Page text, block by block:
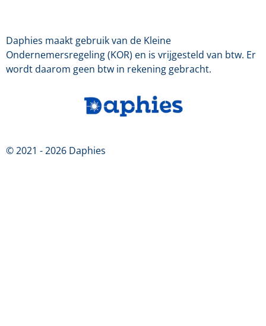
Daphies maakt gebruik van de Kleine
Ondernemersregeling (KOR) en is vrijgesteld van btw. Er
wordt daarom geen btw in rekening gebracht.
© 2021 - 2026 Daphies